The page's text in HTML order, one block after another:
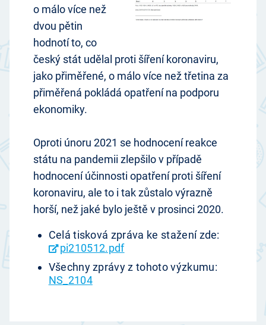
o málo více než
dvou pětin
hodnotí to, co
český stát udělal proti šíření koronaviru,
jako přiměřené, o málo více než třetina za
přiměřená pokládá opatření na podporu
ekonomiky.
Oproti únoru 2021 se hodnocení reakce
státu na pandemii zlepšilo v případě
hodnocení účinnosti opatření proti šíření
koronaviru, ale to i tak zůstalo výrazně
horší, než jaké bylo ještě v prosinci 2020.
Celá tisková zpráva ke stažení zde:
pi210512.pdf
Všechny zprávy z tohoto výzkumu:
NS_2104